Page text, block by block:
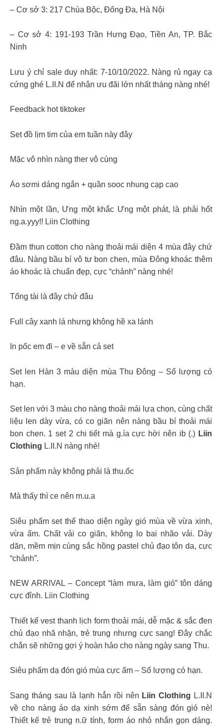
– Cơ sở 3: 217 Chùa Bộc, Đống Đa, Hà Nội
– Cơ sở 4: 191-193 Trần Hưng Đạo, Tiền An, TP. Bắc
Ninh
Lưu ý chỉ sale duy nhất: 7-10/10/2022. Nàng rủ ngay cạ
cứng ghé L.II.N để nhận ưu đãi lớn nhất tháng nàng nhé!
Feedback hot tiktoker
Set đồ lịm tim của em tuần này đây
Mặc vô nhìn nàng ther vô cùng
Áo sơmi dáng ngắn + quần sooc nhung cạp cao
Nhìn một lần, Ưng một khắc Ưng một phát, là phải hốt
ng.a.yyy!! Liin Clothing
Đầm thun cotton cho nàng thoải mái diện 4 mùa đây chứ
đâu. Nàng bầu bí vô tư bon chen, mùa Đông khoác thêm
áo khoác là chuẩn đẹp, cực “chảnh” nàng nhé!
Tổng tài là đây chứ đâu
Full cây xanh lá nhưng không hề xa lánh
In pốc em đi – e về sẵn cả set
Set len Hàn 3 màu diện mùa Thu Đông – Số lượng có
hạn.
Set len với 3 màu cho nàng thoải mái lựa chọn, cùng chất
liệu len dày vừa, có co giãn nên nàng bầu bí thoải mái
bon chen. 1 set 2 chi tiết mà g.ía cực hời nên ib (.) Liin
Clothing L.II.N nàng nhé!
Sản phẩm này không phải là thu.ốc
Mà thấy thì ce nên m.u.a
Siêu phẩm set thể thao diện ngày gió mùa về vừa xinh,
vừa ấm. Chất vải co giãn, không lo bai nhão vải. Dày
dăn, mềm mịn cùng sắc hồng pastel chủ đạo tôn da, cực
“chảnh”.
NEW ARRIVAL – Concept “làm mưa, làm gió” tôn dáng
cực đỉnh. Liin Clothing
Thiết kế vest thanh lịch form thoải mái, dễ mặc & sắc đen
chủ đạo nhã nhặn, trẻ trung nhưng cực sang! Đây chắc
chắn sẽ những gợi ý hoàn hảo cho nàng ngày sang Thu.
Siêu phẩm dạ đón gió mùa cực ấm – Số lượng có hạn.
Sang tháng sau là lạnh hẳn rồi nên Liin Clothing L.II.N
về cho nàng áo dạ xinh sớm để sẵn sàng đón gió nè!
Thiết kế trẻ trung n.ữ tính, form áo nhỏ nhắn gọn dáng.